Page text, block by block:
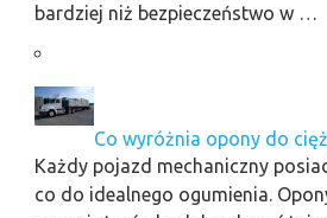
bardziej niż bezpieczeństwo w …
Co wyróżnia opony do
Każdy pojazd mechaniczny
co do idealnego ogumienia.